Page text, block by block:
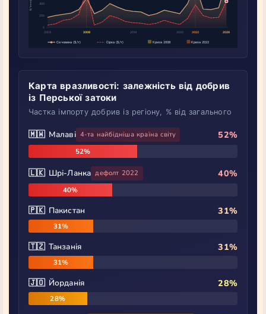
Карта вразливості: залежність від добрив
із Перської затоки
Частка імпорту добрив із регіону, % від загального
🇲🇼 Малаві 4-та найбідніша країна світу 52%
52%
🇱🇰 Шрі-Ланка дефолт 2022 40%
40%
🇵🇰 Пакистан 31%
31%
🇹🇿 Танзанія 31%
31%
🇯🇴 Йорданія 28%
28%